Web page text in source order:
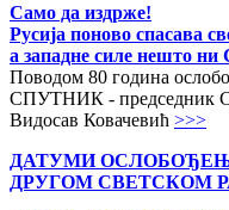
Само да издрже!
Русија поново спасава
а западне силе нешто
Поводом 80 година
СПУТНИК - председник
Видосав Ковачевић >>>
ДАТУМИ
ДРУГОМ СВЕТСКОМ